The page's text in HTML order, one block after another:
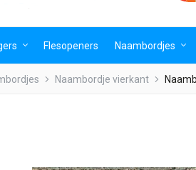
Flesopeners Naambordjes
Naambordje vierkant